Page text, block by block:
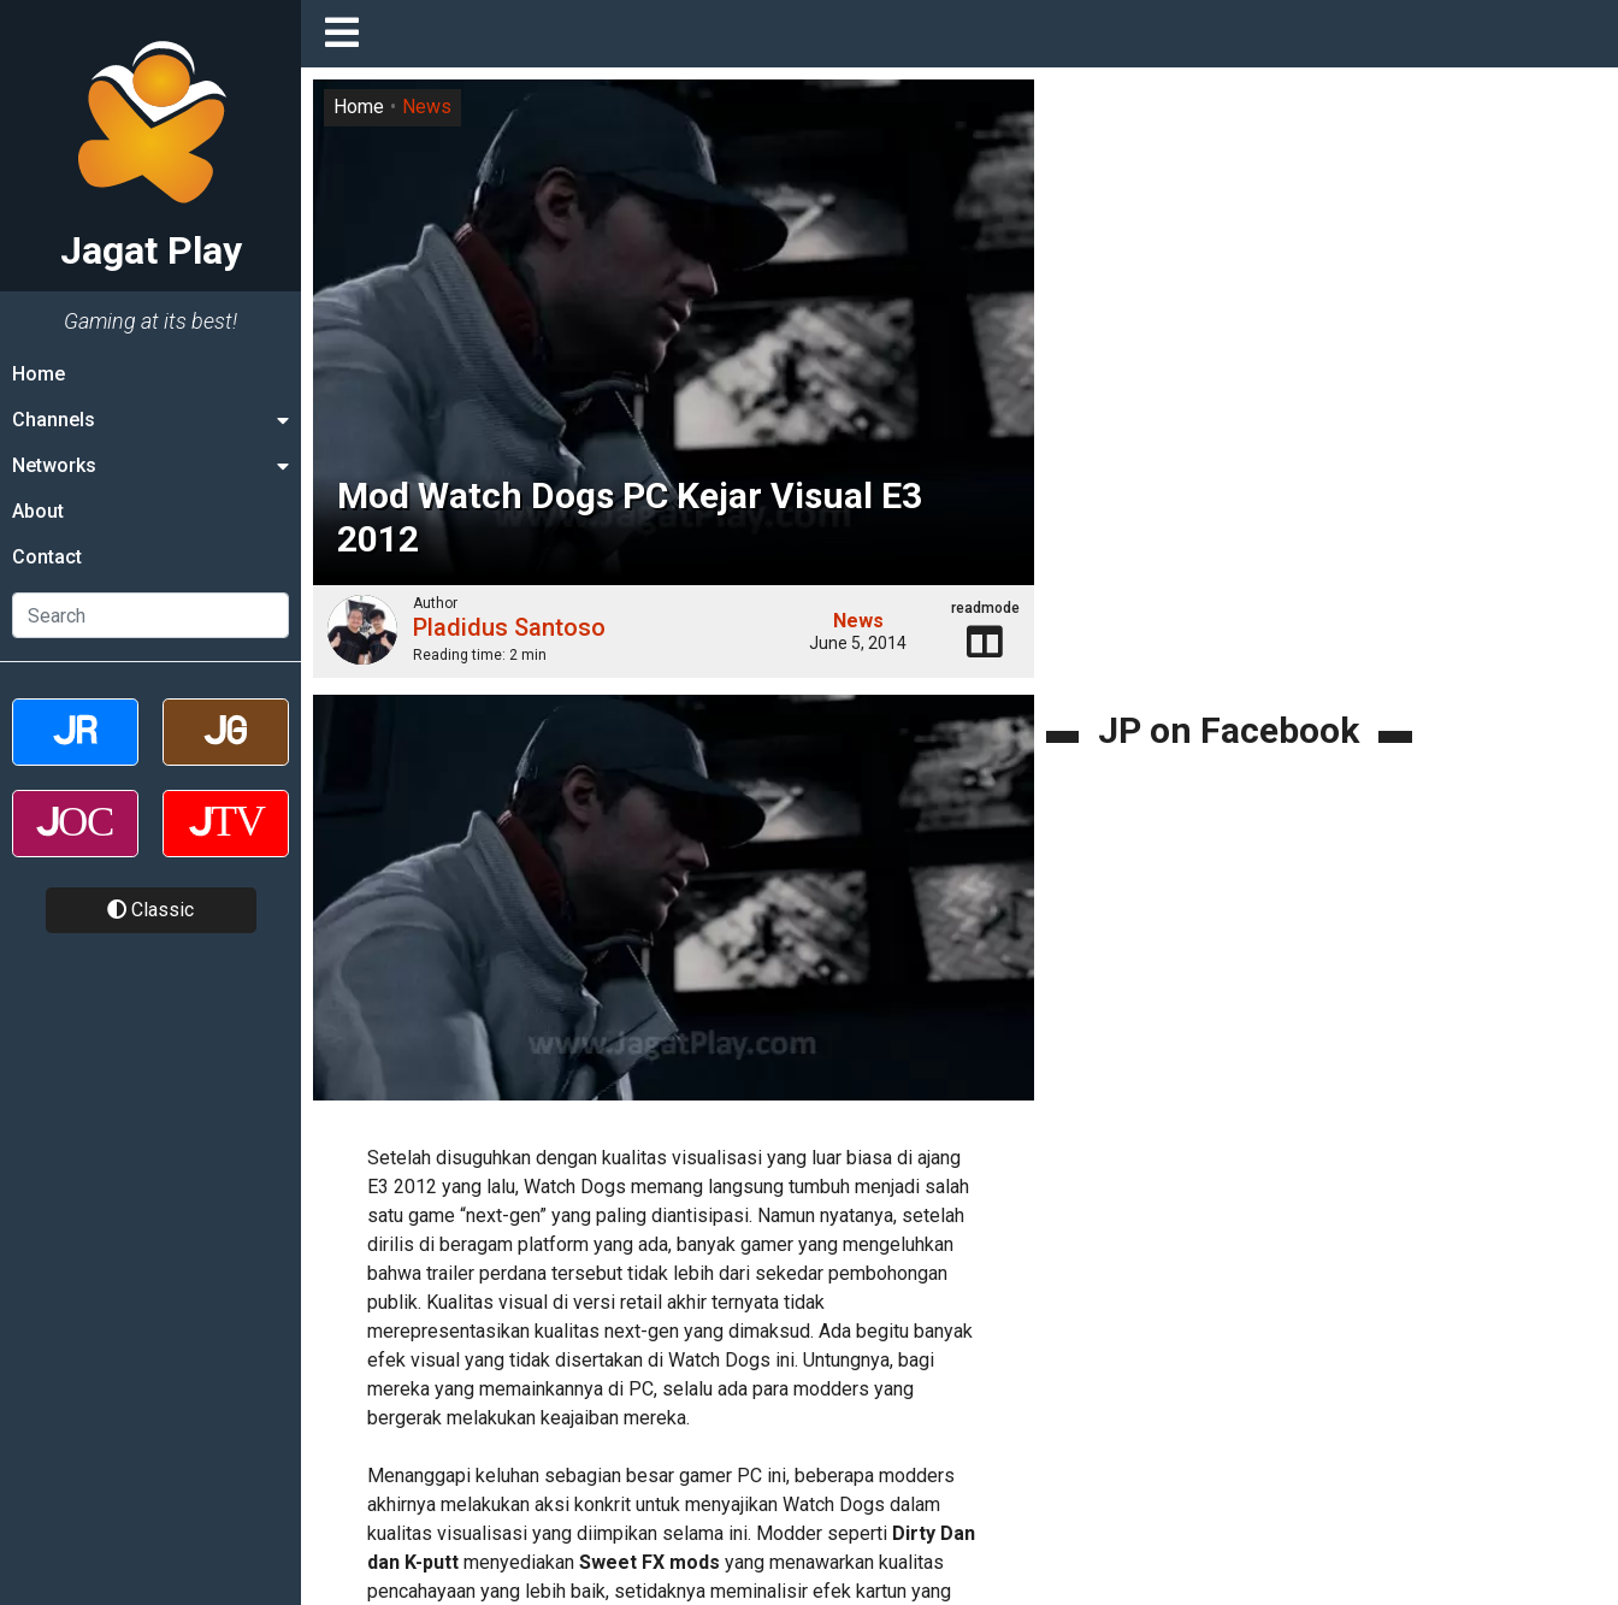
Jagat Play
Gaming at its best!
Home
Channels
Networks
About
Contact
Classic
Mod Watch Dogs PC Kejar Visual E3
2012
Home News
Author
Pladidus Santoso
Reading time: 2 min
News
June 5, 2014
readmode
Setelah disuguhkan dengan kualitas visualisasi yang luar biasa di ajang
E3 2012 yang lalu, Watch Dogs memang langsung tumbuh menjadi salah
satu game “next-gen” yang paling diantisipasi. Namun nyatanya, setelah
dirilis di beragam platform yang ada, banyak gamer yang mengeluhkan
bahwa trailer perdana tersebut tidak lebih dari sekedar pembohongan
publik. Kualitas visual di versi retail akhir ternyata tidak
merepresentasikan kualitas next-gen yang dimaksud. Ada begitu banyak
efek visual yang tidak disertakan di Watch Dogs ini. Untungnya, bagi
mereka yang memainkannya di PC, selalu ada para modders yang
bergerak melakukan keajaiban mereka.
Menanggapi keluhan sebagian besar gamer PC ini, beberapa modders
akhirnya melakukan aksi konkrit untuk menyajikan Watch Dogs dalam
kualitas visualisasi yang diimpikan selama ini. Modder seperti Dirty Dan
dan K-puttmenyediakan Sweet FX mods yang menawarkan kualitas
pencahayaan yang lebih baik, setidaknya meminalisir efek kartun yang
JP on Facebook